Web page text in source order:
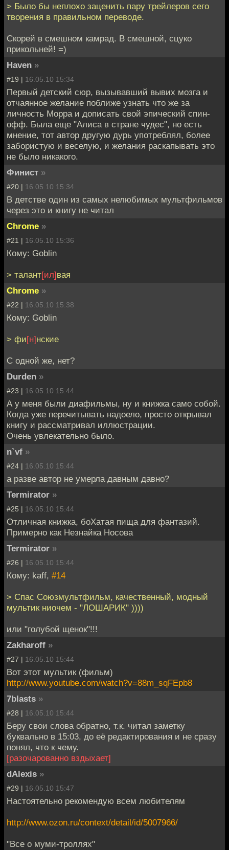
> Было бы неплохо заценить пару трейлеров сего
творения в правильном переводе.
Скорей в смешном камрад. В смешной, сцуко
прикольней! =)
Haven »
#19 | 16.05.10 15:34
Первый детский сюр, вызывавший вывих мозга и
отчаянное желание поближе узнать что же за
личность Морра и дописать свой эпический спин-
офф. Была еще "Алиса в стране чудес", но есть
мнение, тот автор другую дурь употреблял, более
забористую и веселую, и желания раскапывать это
не было никакого.
Финист »
#20 | 16.05.10 15:34
В детстве один из самых нелюбимых мультфильмов
через это и книгу не читал
Chrome »
#21 | 16.05.10 15:36
Кому: Goblin
> талант[ил]вая
Chrome »
#22 | 16.05.10 15:38
Кому: Goblin
> фи[н]нские
C одной же, нет?
Durden »
#23 | 16.05.10 15:44
А у меня были диафильмы, ну и книжка само собой.
Когда уже перечитывать надоело, просто открывал
книгу и рассматривал иллюстрации.
Очень увлекательно было.
n`vf »
#24 | 16.05.10 15:44
а разве автор не умерла давным давно?
Termirator »
#25 | 16.05.10 15:44
Отличная книжка, боХатая пища для фантазий.
Примерно как Незнайка Носова
Termirator »
#26 | 16.05.10 15:44
Кому: kaff, #14
> Спас Союзмультфильм, качественный, модный
мультик ниочем - "ЛОШАРИК" ))))
или "голубой щенок"!!!
Zakharoff »
#27 | 16.05.10 15:44
Вот этот мультик (фильм)
http://www.youtube.com/watch?v=88m_sqFEpb8
7blasts »
#28 | 16.05.10 15:44
Беру свои слова обратно, т.к. читал заметку
буквально в 15:03, до её редактирования и не сразу
понял, что к чему.
[разочарованно вздыхает]
dAlexis »
#29 | 16.05.10 15:47
Настоятельно рекомендую всем любителям
http://www.ozon.ru/context/detail/id/5007966/
"Все о муми-троллях"